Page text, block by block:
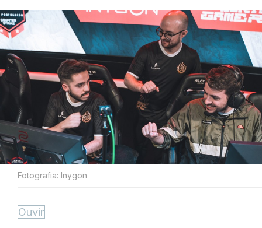
Fotografia: Inygon
Ouvir